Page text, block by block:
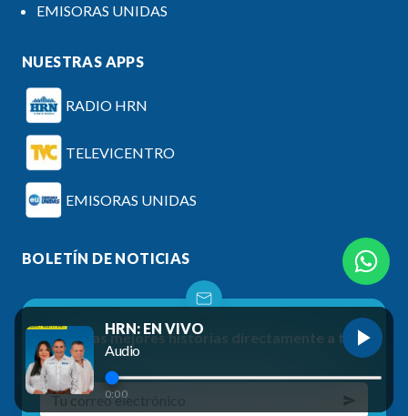
EMISORAS UNIDAS
NUESTRAS APPS
RADIO HRN
TELEVICENTRO
EMISORAS UNIDAS
BOLETÍN DE NOTICIAS
Recibe las mejores historias directamente a tu
correo
HRN: EN VIVO
Audio
0:00